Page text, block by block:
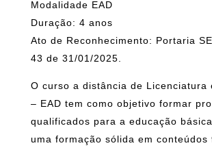
Modalidade EAD
Duração: 4 anos
Ato de Reconhecimento: Portaria
43 de 31/01/2025.
O curso a distância de Licenciatura
– EAD tem como objetivo formar
qualificados para a educação
uma formação sólida em conteúdos